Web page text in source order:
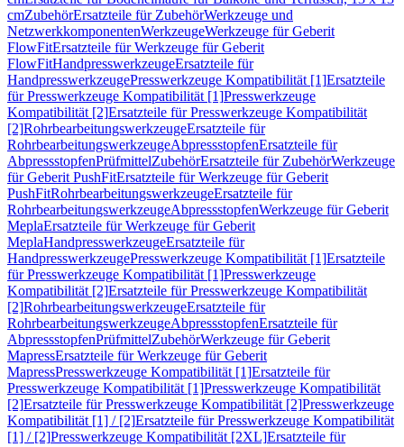
cmZubehörErsatzteile für ZubehörWerkzeuge und
NetzwerkkomponentenWerkzeugeWerkzeuge für Geberit
FlowFitErsatzteile für Werkzeuge für Geberit
FlowFitHandpresswerkzeugeErsatzteile für
HandpresswerkzeugePresswerkzeuge Kompatibilität [1]Ersatzteile
für Presswerkzeuge Kompatibilität [1]Presswerkzeuge
Kompatibilität [2]Ersatzteile für Presswerkzeuge Kompatibilität
[2]RohrbearbeitungswerkzeugeErsatzteile für
RohrbearbeitungswerkzeugeAbpressstopfenErsatzteile für
AbpressstopfenPrüfmittelZubehörErsatzteile für ZubehörWerkzeuge
für Geberit PushFitErsatzteile für Werkzeuge für Geberit
PushFitRohrbearbeitungswerkzeugeErsatzteile für
RohrbearbeitungswerkzeugeAbpressstopfenWerkzeuge für Geberit
MeplaErsatzteile für Werkzeuge für Geberit
MeplaHandpresswerkzeugeErsatzteile für
HandpresswerkzeugePresswerkzeuge Kompatibilität [1]Ersatzteile
für Presswerkzeuge Kompatibilität [1]Presswerkzeuge
Kompatibilität [2]Ersatzteile für Presswerkzeuge Kompatibilität
[2]RohrbearbeitungswerkzeugeErsatzteile für
RohrbearbeitungswerkzeugeAbpressstopfenErsatzteile für
AbpressstopfenPrüfmittelZubehörWerkzeuge für Geberit
MapressErsatzteile für Werkzeuge für Geberit
MapressPresswerkzeuge Kompatibilität [1]Ersatzteile für
Presswerkzeuge Kompatibilität [1]Presswerkzeuge Kompatibilität
[2]Ersatzteile für Presswerkzeuge Kompatibilität [2]Presswerkzeuge
Kompatibilität [1] / [2]Ersatzteile für Presswerkzeuge Kompatibilität
[1] / [2]Presswerkzeuge Kompatibilität [2XL]Ersatzteile für